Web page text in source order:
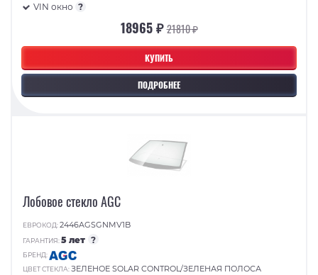
КУПИТЬ
ПОДРОБНЕЕ
VIN окно ?
18965 ₽21810 ₽
Лобовое стекло AGC
ЕВРОКОД:2446AGSGNMV1B
ГАРАНТИЯ:5 лет ?
БРЕНД:
ЦВЕТ СТЕКЛА:ЗЕЛЕНОЕ SOLAR CONTROL/ЗЕЛЕНАЯ ПОЛОСА